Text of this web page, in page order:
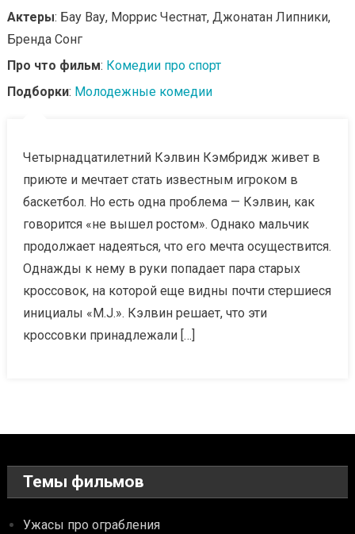
Актеры: Бау Вау, Моррис Честнат, Джонатан Липники,
Бренда Сонг
Про что фильм: Комедии про спорт
Подборки: Молодежные комедии
Четырнадцатилетний Кэлвин Кэмбридж живет в
приюте и мечтает стать известным игроком в
баскетбол. Но есть одна проблема — Кэлвин, как
говорится «не вышел ростом». Однако мальчик
продолжает надеяться, что его мечта осуществится.
Однажды к нему в руки попадает пара старых
кроссовок, на которой еще видны почти стершиеся
инициалы «М.J.». Кэлвин решает, что эти
кроссовки принадлежали […]
Темы фильмов
Ужасы про ограбления